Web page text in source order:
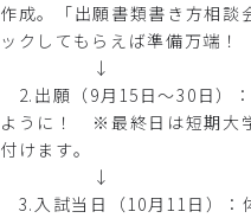
作成。「出願書類書き方相談
ックしてもらえば準備万端！
↓
2.出願（9月15日～30日）
ように！ ※最終日は短期大
付けます。
↓
3.入試当日（10月11日）：